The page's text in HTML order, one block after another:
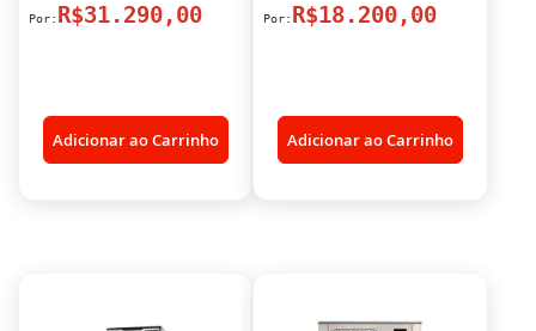
R$31.290,00
Adicionar ao Carrinho
R$18.200,00
Adicionar ao Carrinho